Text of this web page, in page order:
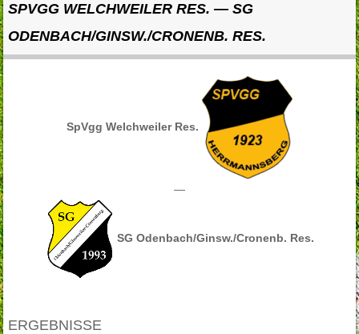
SPVGG WELCHWEILER RES. — SG
ODENBACH/GINSW./CRONENB. RES.
SpVgg Welchweiler Res.
—
SG Odenbach/Ginsw./Cronenb. Res.
ERGEBNISSE